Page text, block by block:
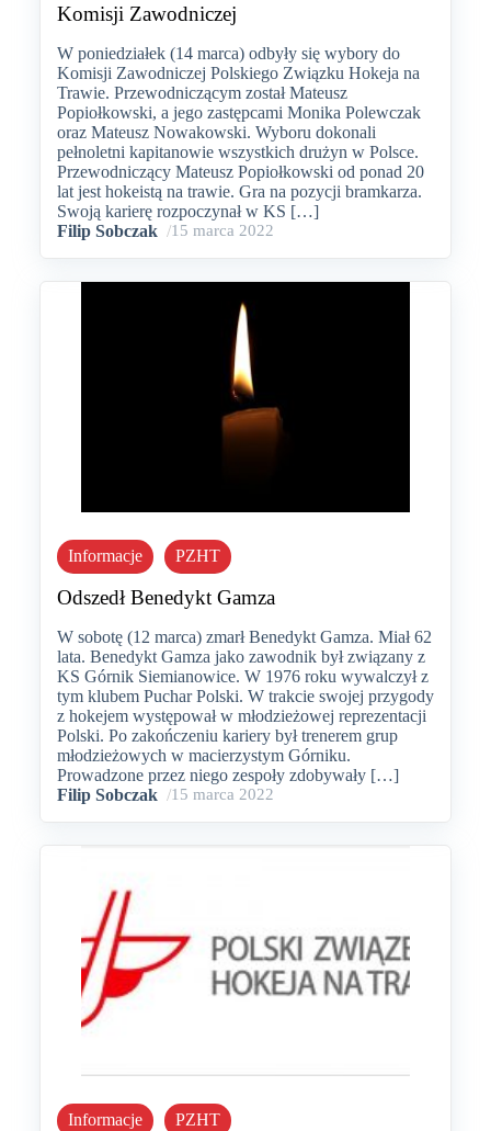
Komisji Zawodniczej
W poniedziałek (14 marca) odbyły się wybory do
Komisji Zawodniczej Polskiego Związku Hokeja na
Trawie. Przewodniczącym został Mateusz
Popiołkowski, a jego zastępcami Monika Polewczak
oraz Mateusz Nowakowski. Wyboru dokonali
pełnoletni kapitanowie wszystkich drużyn w Polsce.
Przewodniczący Mateusz Popiołkowski od ponad 20
lat jest hokeistą na trawie. Gra na pozycji bramkarza.
Swoją karierę rozpoczynał w KS […]
Filip Sobczak /15 marca 2022
Informacje PZHT
Odszedł Benedykt Gamza
W sobotę (12 marca) zmarł Benedykt Gamza. Miał 62
lata. Benedykt Gamza jako zawodnik był związany z
KS Górnik Siemianowice. W 1976 roku wywalczył z
tym klubem Puchar Polski. W trakcie swojej przygody
z hokejem występował w młodzieżowej reprezentacji
Polski. Po zakończeniu kariery był trenerem grup
młodzieżowych w macierzystym Górniku.
Prowadzone przez niego zespoły zdobywały […]
Filip Sobczak /15 marca 2022
Informacje PZHT